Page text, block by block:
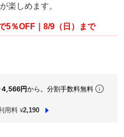
楽しめます。
5％OFF｜8/9（日）まで
4,566円から。分割手数料無料
用料 ¥2,190